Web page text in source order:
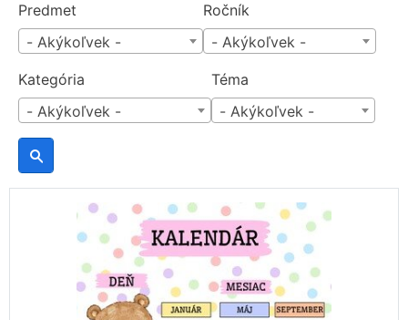
Predmet
- Akýkoľvek -
Ročník
- Akýkoľvek -
Kategória
- Akýkoľvek -
Téma
- Akýkoľvek -